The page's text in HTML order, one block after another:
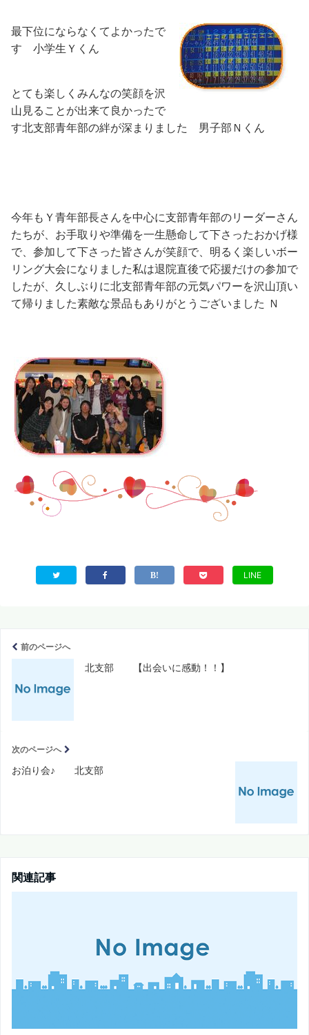
最下位にならなくてよかったで
す 小学生Ｙくん
とても楽しくみんなの笑顔を沢
山見ることが出来て良かったで
す北支部青年部の絆が深まりました 男子部Ｎくん
今年もＹ青年部長さんを中心に支部青年部のリーダーさん
たちが、お手取りや準備を一生懸命して下さったおかげ様
で、参加して下さった皆さんが笑顔で、明るく楽しいボー
リング大会になりました私は退院直後で応援だけの参加で
したが、久しぶりに北支部青年部の元気パワーを沢山頂い
て帰りました素敵な景品 もありがとうございました Ｎ
LINE
前のページへ
北支部 【出会いに感動！！】
次のページへ
お泊り会♪ 北支部
関連記事